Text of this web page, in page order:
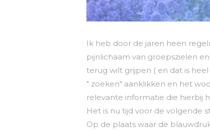
Ik heb door de jaren heen
pijnlichaam van groepszielen
terug wilt grijpen ( en dat is
" zoeken" aanklikken en het
relevante informatie die hierbij
Het is nu tijd voor de volgende
Op de plaats waar de